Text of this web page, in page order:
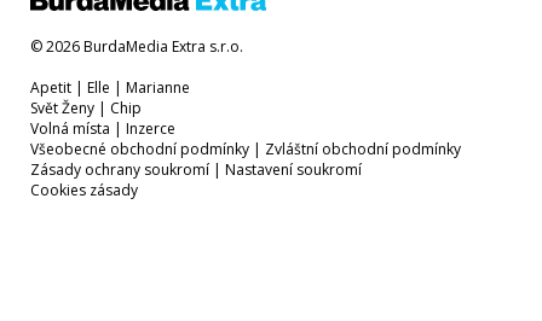
© 2026 BurdaMedia Extra s.r.o.
Apetit | Elle | Marianne
Svět Ženy | Chip
Volná místa | Inzerce
Všeobecné obchodní podmínky | Zvláštní obchodní podmínky
Zásady ochrany soukromí | Nastavení soukromí
Cookies zásady